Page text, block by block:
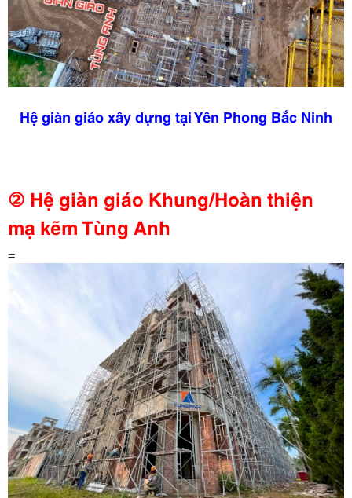
Hệ giàn giáo xây dựng tại Yên Phong Bắc Ninh
② Hệ giàn giáo Khung/Hoàn thiện
mạ kẽm Tùng Anh
=